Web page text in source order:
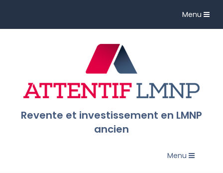
Toggle
Menu
Revente et investissement en LMNP
ancien
Toggle
Menu